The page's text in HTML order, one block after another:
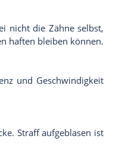
nicht die Zähne selbst,
haften bleiben können.
und Geschwindigkeit
Straff aufgeblasen ist